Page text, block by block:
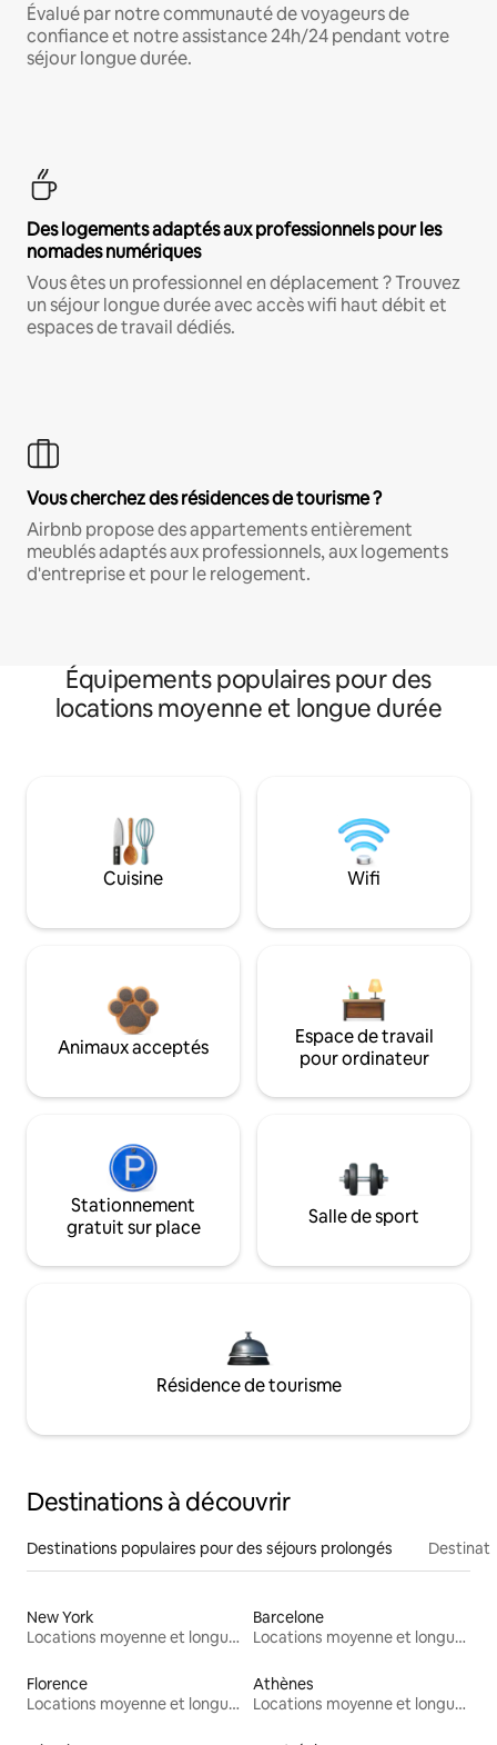
Évalué par notre communauté de voyageurs de
confiance et notre assistance 24h/24 pendant votre
séjour longue durée.
Des logements adaptés aux professionnels pour les
nomades numériques
Vous êtes un professionnel en déplacement ? Trouvez
un séjour longue durée avec accès wifi haut débit et
espaces de travail dédiés.
Vous cherchez des résidences de tourisme ?
Airbnb propose des appartements entièrement
meublés adaptés aux professionnels, aux logements
d'entreprise et pour le relogement.
Équipements populaires pour des
locations moyenne et longue durée
Cuisine Wifi
Animaux acceptés
Espace de travail
pour ordinateur
Stationnement
gratuit sur place
Salle de sport
Résidence de tourisme
Destinations à découvrir
Destinations populaires pour des séjours prolongés
New York
Locations moyenne et longue durée
Barcelone
Locations moyenne et longue durée
Florence
Locations moyenne et longue durée
Athènes
Locations moyenne et longue durée